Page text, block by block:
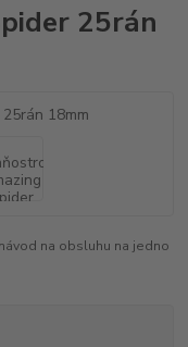
25rán
na obsluhu na jedno